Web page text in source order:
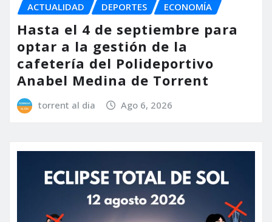
ACTUALIDAD DEPORTES ECONOMÍA
Hasta el 4 de septiembre para
optar a la gestión de la
cafetería del Polideportivo
Anabel Medina de Torrent
torrent al dia Ago 6, 2026